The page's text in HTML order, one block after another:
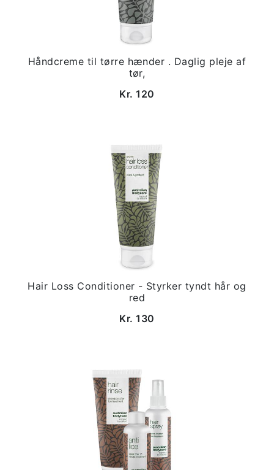
Håndcreme til tørre hænder . Daglig pleje af
tør,
Kr. 120
Hair Loss Conditioner - Styrker tyndt hår og
red
Kr. 130